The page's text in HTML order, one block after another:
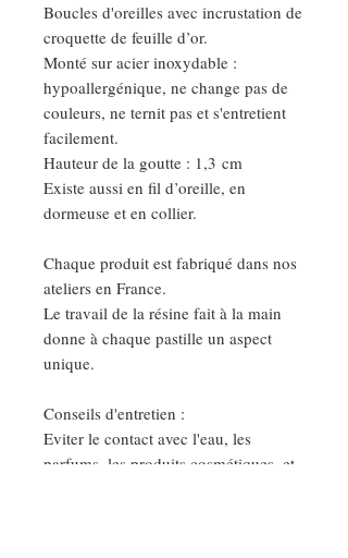
Boucles d'oreilles avec incrustation de
croquette de feuille d’or.
Monté sur acier inoxydable :
hypoallergénique, ne change pas de
couleurs, ne ternit pas et s'entretient
facilement.
Hauteur de la goutte : 1,3 cm
Existe aussi en fil d’oreille, en
dormeuse et en collier.
Chaque produit est fabriqué dans nos
ateliers en France.
Le travail de la résine fait à la main
donne à chaque pastille un aspect
unique.
Conseils d'entretien :
Eviter le contact avec l'eau, les
parfums, les produits cosmétiques, et